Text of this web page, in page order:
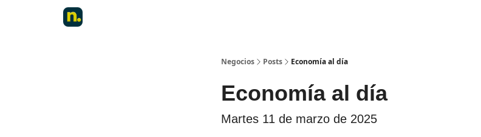
Negocios Posts Economía al día
Economía al día
Martes 11 de marzo de 2025